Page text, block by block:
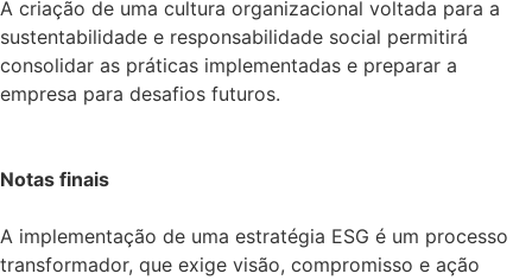
A criação de uma cultura organizacional voltada para a
sustentabilidade e responsabilidade social permitirá
consolidar as práticas implementadas e preparar a
empresa para desafios futuros.
Notas finais
A implementação de uma estratégia ESG é um processo
transformador, que exige visão, compromisso e ação